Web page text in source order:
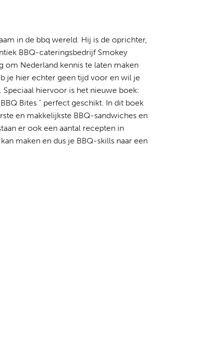
in de bbq wereld. Hij is de oprichter,
BBQ-cateringsbedrijf Smokey
om Nederland kennis te laten maken
je hier echter geen tijd voor en wil je
Speciaal hiervoor is het nieuwe boek:
Bites " perfect geschikt. In dit boek
en makkelijkste BBQ-sandwiches en
er ook een aantal recepten in
maken en dus je BBQ-skills naar een